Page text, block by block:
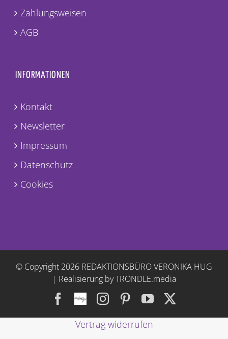
Zahlungsweisen
AGB
INFORMATIONEN
Kontakt
Newsletter
Impressum
Datenschutz
Cookies
© Copyright 2026 REDAKTIONSBÜRO VERONIKA HUG
| Realisierung by TRÖNDLE.media
Facebook
Facebook
Gruppe
Instagram
PinterestYouTube
X
Vertrag widerrufen